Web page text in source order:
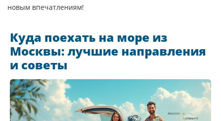
новым впечатлениям!
Куда поехать на море из
Москвы: лучшие направления
и советы